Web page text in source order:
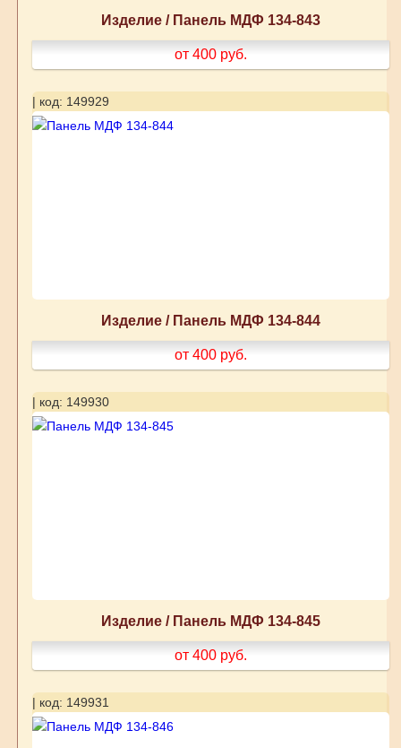
Изделие / Панель МДФ 134-843
от 400 руб.
| код: 149929
Изделие / Панель МДФ 134-844
от 400 руб.
| код: 149930
Изделие / Панель МДФ 134-845
от 400 руб.
| код: 149931